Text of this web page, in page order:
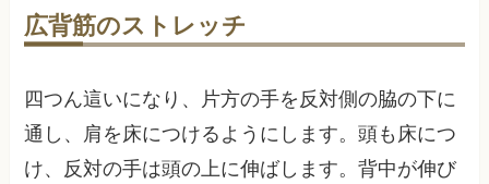
広背筋のストレッチ
四つん這いになり、片方の手を反対側の脇の下に
通し、肩を床につけるようにします。頭も床につ
け、反対の手は頭の上に伸ばします。背中が伸び